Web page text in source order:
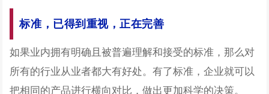
标准，已得到重视，正在完善
如果业内拥有明确且被普遍理解和接受的标准，那么对
所有的行业从业者都大有好处。有了标准，企业就可以
把相同的产品进行横向对比，做出更加科学的决策。